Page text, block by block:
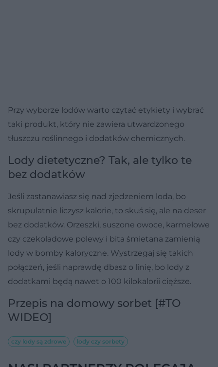
Przy wyborze lodów warto czytać etykiety i wybrać
taki produkt, który nie zawiera utwardzonego
tłuszczu roślinnego i dodatków chemicznych.
Lody dietetyczne? Tak, ale tylko te
bez dodatków
Jeśli zastanawiasz się nad zjedzeniem loda, bo
skrupulatnie liczysz kalorie, to skuś się, ale na deser
bez dodatków. Orzeszki, suszone owoce, karmelowe
czy czekoladowe polewy i bita śmietana zamienią
lody w bomby kaloryczne. Wystrzegaj się takich
połączeń, jeśli naprawdę dbasz o linię, bo lody z
dodatkami będą nawet o 100 kilokalorii cięższe.
Przepis na domowy sorbet [#TO
WIDEO]
czy lody są zdrowe lody czy sorbety